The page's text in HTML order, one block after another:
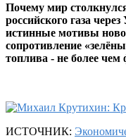
Почему мир
российского газа
истинные мотивы
сопротивление
топлива - не более чем
ИСТОЧНИК: